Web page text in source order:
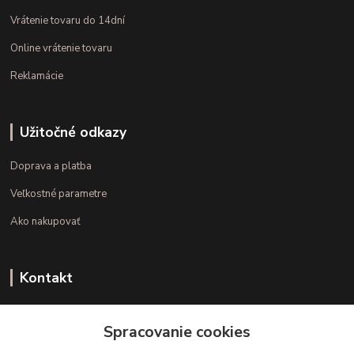
Vrátenie tovaru do 14dní
Online vrátenie tovaru
Reklamácie
Užitočné odkazy
Doprava a platba
Veľkostné parametre
Ako nakupovať
Kontakt
(Po.-Pi. 10.00 - 15.00)Spracovanie cookies